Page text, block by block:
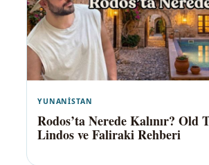
YUNANISTAN
Rodos’ta Nerede Kalınır? Old
Lindos ve Faliraki Rehberi